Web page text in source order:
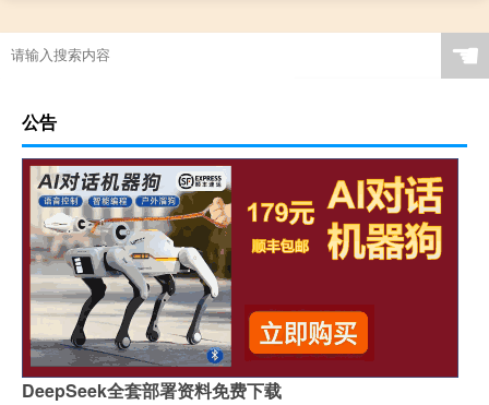
☚
公告
DeepSeek全套部署资料免费下载